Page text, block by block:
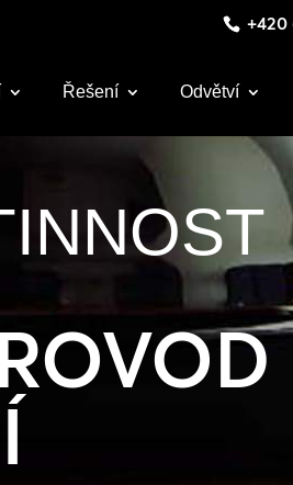
+420
Řešení Odvětví